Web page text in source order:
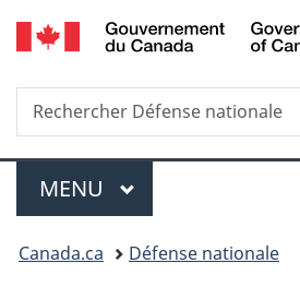
au
à
Au
du
à
Recherche
Rechercher
Défense
Menu
MENU PRINCIPAL
Vous
Canada.ca Défense nationale